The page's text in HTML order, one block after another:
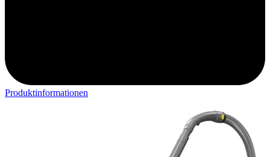
Produktinformationen